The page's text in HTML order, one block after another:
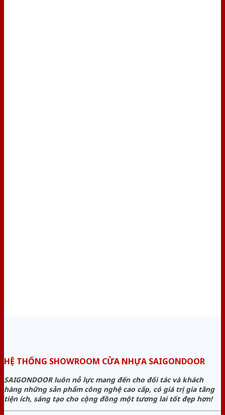
HỆ THỐNG SHOWROOM CỬA NHỰA SAIGONDOOR
SAIGONDOOR luôn nỗ lực mang đến cho đối tác và khách
hàng những sản phẩm công nghệ cao cấp, có giá trị gia tăng
tiện ích, sáng tạo cho cộng đồng một tương lai tốt đẹp hơn!